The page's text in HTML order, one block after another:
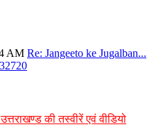
AM Re: Jangeeto ke Jugalban...
की तस्वीरें एवं वीडियो